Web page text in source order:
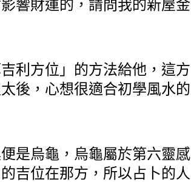
響財運的，請問我的新屋金
利方位」的方法給他，這方
後，心想很適合初學風水的
是烏龜，烏龜屬於第六靈感
吉位在那方，所以占卜的人